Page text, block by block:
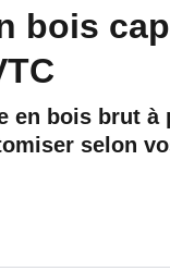
bois
en bois brut à
selon